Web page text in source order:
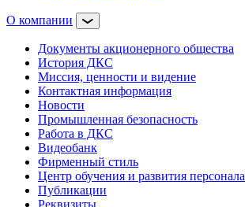
О компании
Документы акционерного общества
История ДКС
Миссия, ценности и видение
Контактная информация
Новости
Промышленная безопасность
Работа в ДКС
Видеобанк
Фирменный стиль
Центр обучения и развития персонала
Публикации
Реквизиты